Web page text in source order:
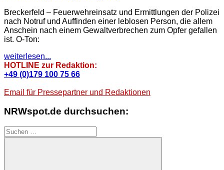
Breckerfeld – Feuerwehreinsatz und Ermittlungen der Polizei
nach Notruf und Auffinden einer leblosen Person, die allem
Anschein nach einem Gewaltverbrechen zum Opfer gefallen
ist. O-Ton:
weiterlesen...
HOTLINE zur Redaktion:
+49 (0)179 100 75 66
Email für Pressepartner und Redaktionen
NRWspot.de durchsuchen:
Suchen
nach: